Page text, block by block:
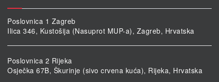
Poslovnica 1 Zagreb
Ilica 346, Kustošija (Nasuprot MUP-a), Zagreb, Hrvatska
Poslovnica 2 Rijeka
Osječka 67B, Škurinje (sivo crvena kuća), Rijeka, Hrvatska